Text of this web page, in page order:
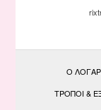
Ο
ΤΡΌΠΟΙ &